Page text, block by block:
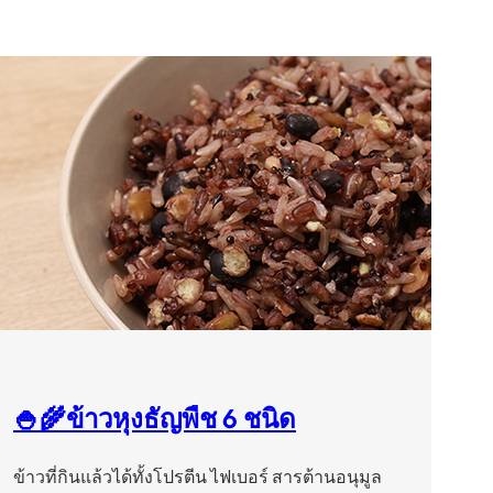
🍚🌾ข้าวหุงธัญพืช 6 ชนิด
ข้าวที่กินแล้วได้ทั้งโปรตีน ไฟเบอร์ สารต้านอนุมูล